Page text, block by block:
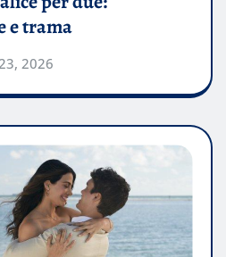
e trama
2026